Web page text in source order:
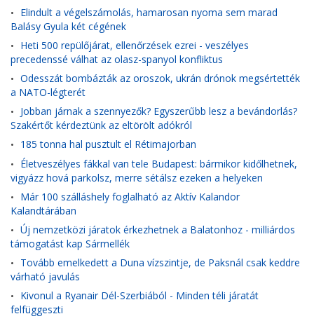
• Elindult a végelszámolás, hamarosan nyoma sem marad
Balásy Gyula két cégének
• Heti 500 repülőjárat, ellenőrzések ezrei - veszélyes
precedenssé válhat az olasz-spanyol konfliktus
• Odesszát bombázták az oroszok, ukrán drónok megsértették
a NATO-légterét
• Jobban járnak a szennyezők? Egyszerűbb lesz a bevándorlás?
Szakértőt kérdeztünk az eltörölt adókról
• 185 tonna hal pusztult el Rétimajorban
• Életveszélyes fákkal van tele Budapest: bármikor kidőlhetnek,
vigyázz hová parkolsz, merre sétálsz ezeken a helyeken
• Már 100 szálláshely foglalható az Aktív Kalandor
Kalandtárában
• Új nemzetközi járatok érkezhetnek a Balatonhoz - milliárdos
támogatást kap Sármellék
• Tovább emelkedett a Duna vízszintje, de Paksnál csak keddre
várható javulás
• Kivonul a Ryanair Dél-Szerbiából - Minden téli járatát
felfüggeszti